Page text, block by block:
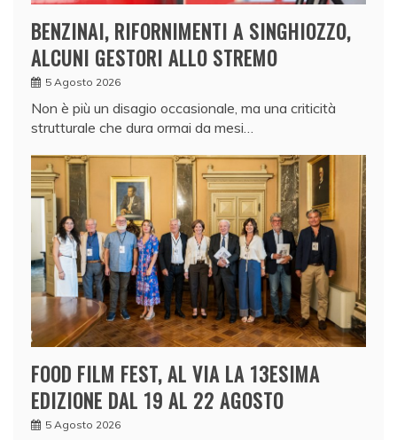
BENZINAI, RIFORNIMENTI A SINGHIOZZO,
ALCUNI GESTORI ALLO STREMO
5 Agosto 2026
Non è più un disagio occasionale, ma una criticità
strutturale che dura ormai da mesi…
FOOD FILM FEST, AL VIA LA 13ESIMA
EDIZIONE DAL 19 AL 22 AGOSTO
5 Agosto 2026